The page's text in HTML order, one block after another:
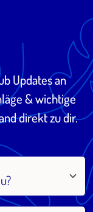
Updates an
& wichtige
direkt zu dir.